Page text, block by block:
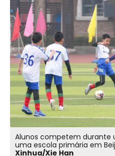
Alunos competem durante
uma escola primária em
Xinhua/Xie Han